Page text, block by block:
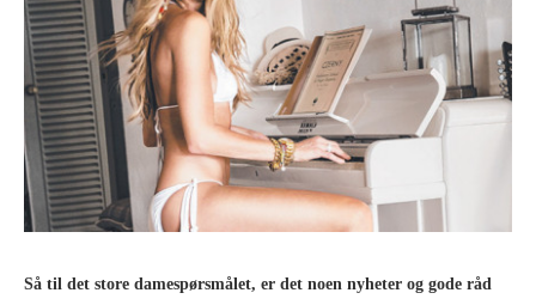
Så til det store damespørsmålet, er det noen nyheter og gode råd